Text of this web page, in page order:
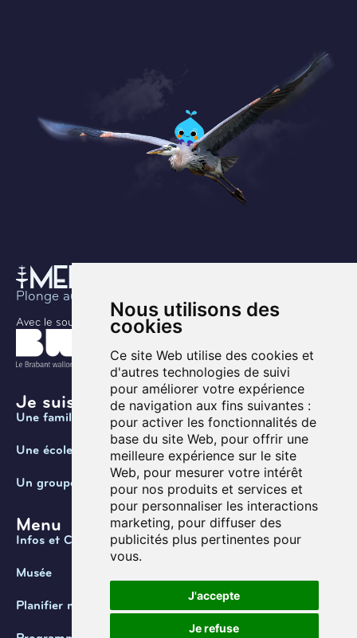
Nous utilisons des
cookies
Ce site Web utilise des cookies et
d'autres technologies de suivi
pour améliorer votre expérience
de navigation aux fins suivantes :
pour activer les fonctionnalités de
base du site Web, pour offrir une
meilleure expérience sur le site
Web, pour mesurer votre intérêt
pour nos produits et services et
pour personnaliser les interactions
marketing, pour diffuser des
publicités plus pertinentes pour
vous.
J'accepte
Je refuse
Plonge au coeur de l’histoire
Avec le soutien de
Je suis ...
Une famille
Une école
Un groupe
Menu
Infos et Contact
Musée
Planifier ma visite